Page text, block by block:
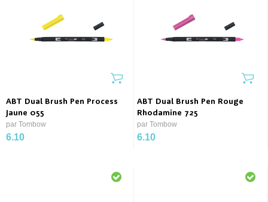
ABT Dual Brush Pen Process
Jaune 055
par Tombow
6.10
ABT Dual Brush Pen Rouge
Rhodamine 725
par Tombow
6.10